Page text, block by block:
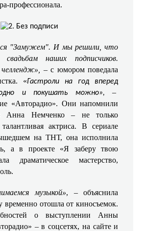
профессионала.
"Замужем". И мы решили, что
наших подписчиков.
– с юмором поведала
«Гастроли на год вперед
и покушать можно»,–
«Авторадио». Они напомнили
Анна Немченко – не только
актриса. В сериале
на ТНТ, она исполнила
а в проекте «Я заберу твою
драматическое мастерство,
музыкой», – объяснила
временно отошла от киносъемок.
о выступлении Анны
– в соцсетях, на сайте и